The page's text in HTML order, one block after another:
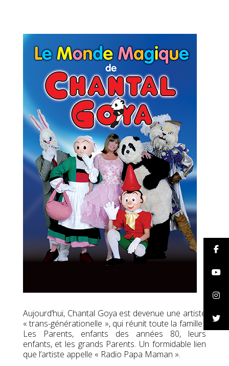
Aujourd’hui, Chantal Goya est devenue une artiste
« trans-générationelle », qui réunit toute la famille :
Les Parents, enfants des années 80, leurs
enfants, et les grands Parents. Un formidable lien
que l’artiste appelle « Radio Papa Maman ».